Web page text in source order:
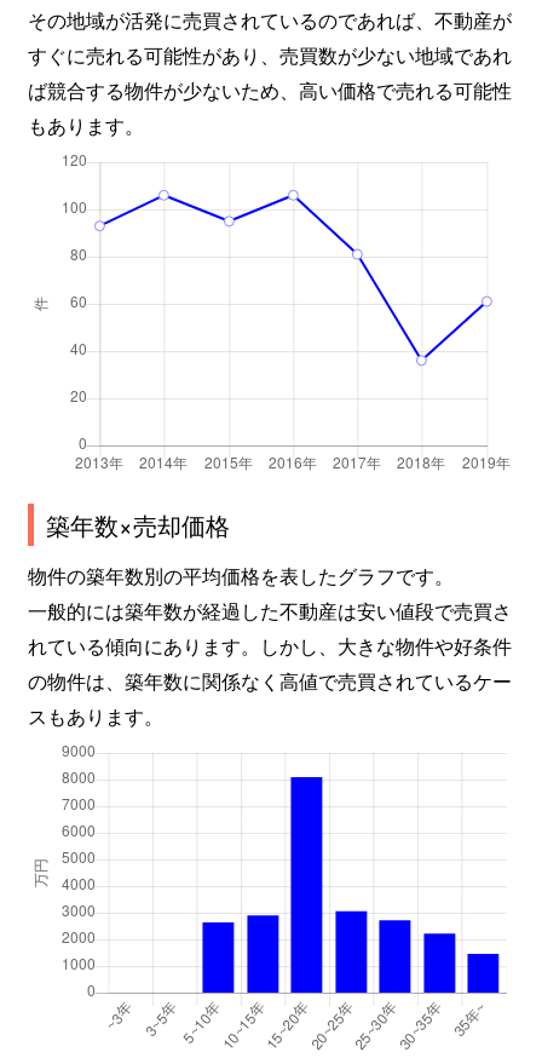
その地域が活発に売買されているのであれば、不動産が
すぐに売れる可能性があり、売買数が少ない地域であれ
ば競合する物件が少ないため、高い価格で売れる可能性
もあります。
築年数×売却価格
物件の築年数別の平均価格を表したグラフです。
一般的には築年数が経過した不動産は安い値段で売買さ
れている傾向にあります。しかし、大きな物件や好条件
の物件は、築年数に関係なく高値で売買されているケー
スもあります。